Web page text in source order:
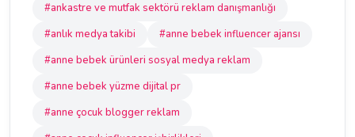
#ankastre ve mutfak sektörü reklam danışmanlığı
#anlık medya takibi
#anne bebek influencer ajansı
#anne bebek ürünleri sosyal medya reklam
#anne bebek yüzme dijital pr
#anne çocuk blogger reklam